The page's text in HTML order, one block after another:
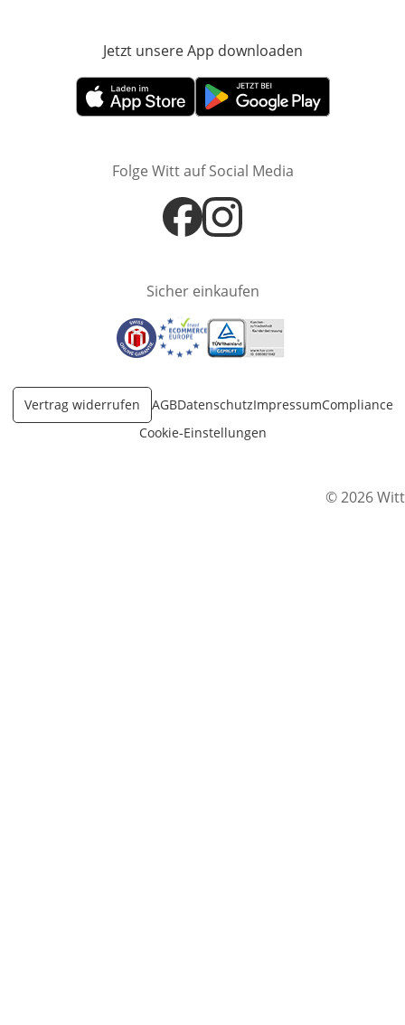
Jetzt unsere App downloaden
Öffnet in neuem FensterÖffnet in neuem Fenster
Folge Witt auf Social Media
Öffnet in neuem Fenster
Öffnet in neuem Fenster
Sicher einkaufen
Öffnet in neuem Fenster
Öffnet in neuem Fenster
Öffnet in neuem Fenster
Vertrag widerrufen AGBDatenschutzImpressumCompliance
Cookie-Einstellungen
© 2026 Witt